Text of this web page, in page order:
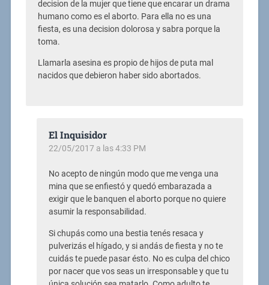
decision de la mujer que tiene que encarar un drama
humano como es el aborto. Para ella no es una
fiesta, es una decision dolorosa y sabra porque la
toma.
Llamarla asesina es propio de hijos de puta mal
nacidos que debieron haber sido abortados.
El Inquisidor
22/05/2017 a las 4:33 PM
No acepto de ningún modo que me venga una
mina que se enfiestó y quedó embarazada a
exigir que le banquen el aborto porque no quiere
asumir la responsabilidad.
Si chupás como una bestia tenés resaca y
pulverizás el hígado, y si andás de fiesta y no te
cuidás te puede pasar ésto. No es culpa del chico
por nacer que vos seas un irresponsable y que tu